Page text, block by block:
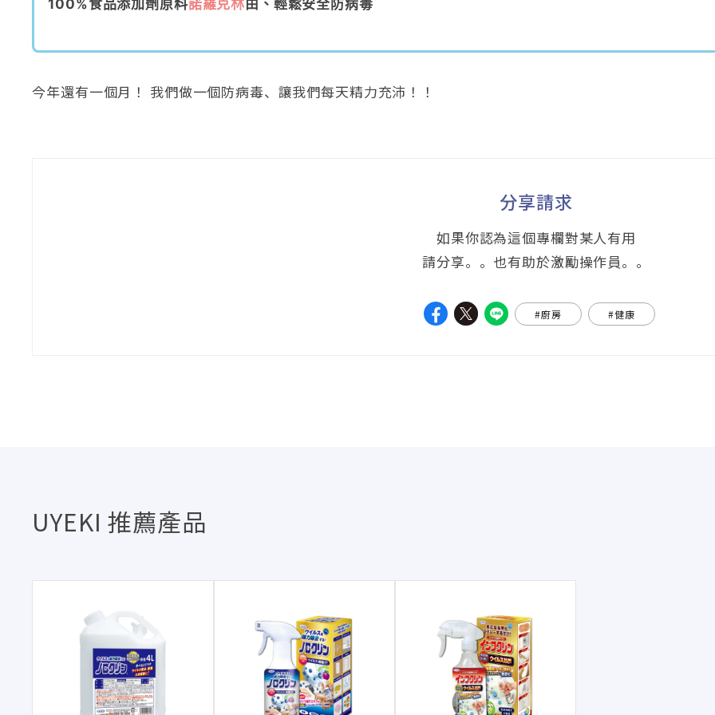
100%食品添加劑原料諾羅克林由、輕鬆安全防病毒
今年還有一個月！ 我們做一個防病毒、讓我們每天精力充沛！！
分享請求
如果你認為這個專欄對某人有用
請分享。。也有助於激勵操作員。。
#廚房 #健康
UYEKI 推薦產品